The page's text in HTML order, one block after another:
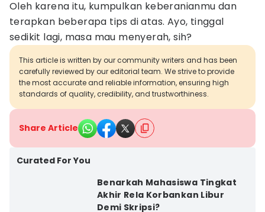
Oleh karena itu, kumpulkan keberanianmu dan
terapkan beberapa tips di atas. Ayo, tinggal
sedikit lagi, masa mau menyerah, sih?
This article is written by our community writers and has been
carefully reviewed by our editorial team. We strive to provide
the most accurate and reliable information, ensuring high
standards of quality, credibility, and trustworthiness.
Share Article
Curated For You
Benarkah Mahasiswa Tingkat
Akhir Rela Korbankan Libur
Demi Skripsi?